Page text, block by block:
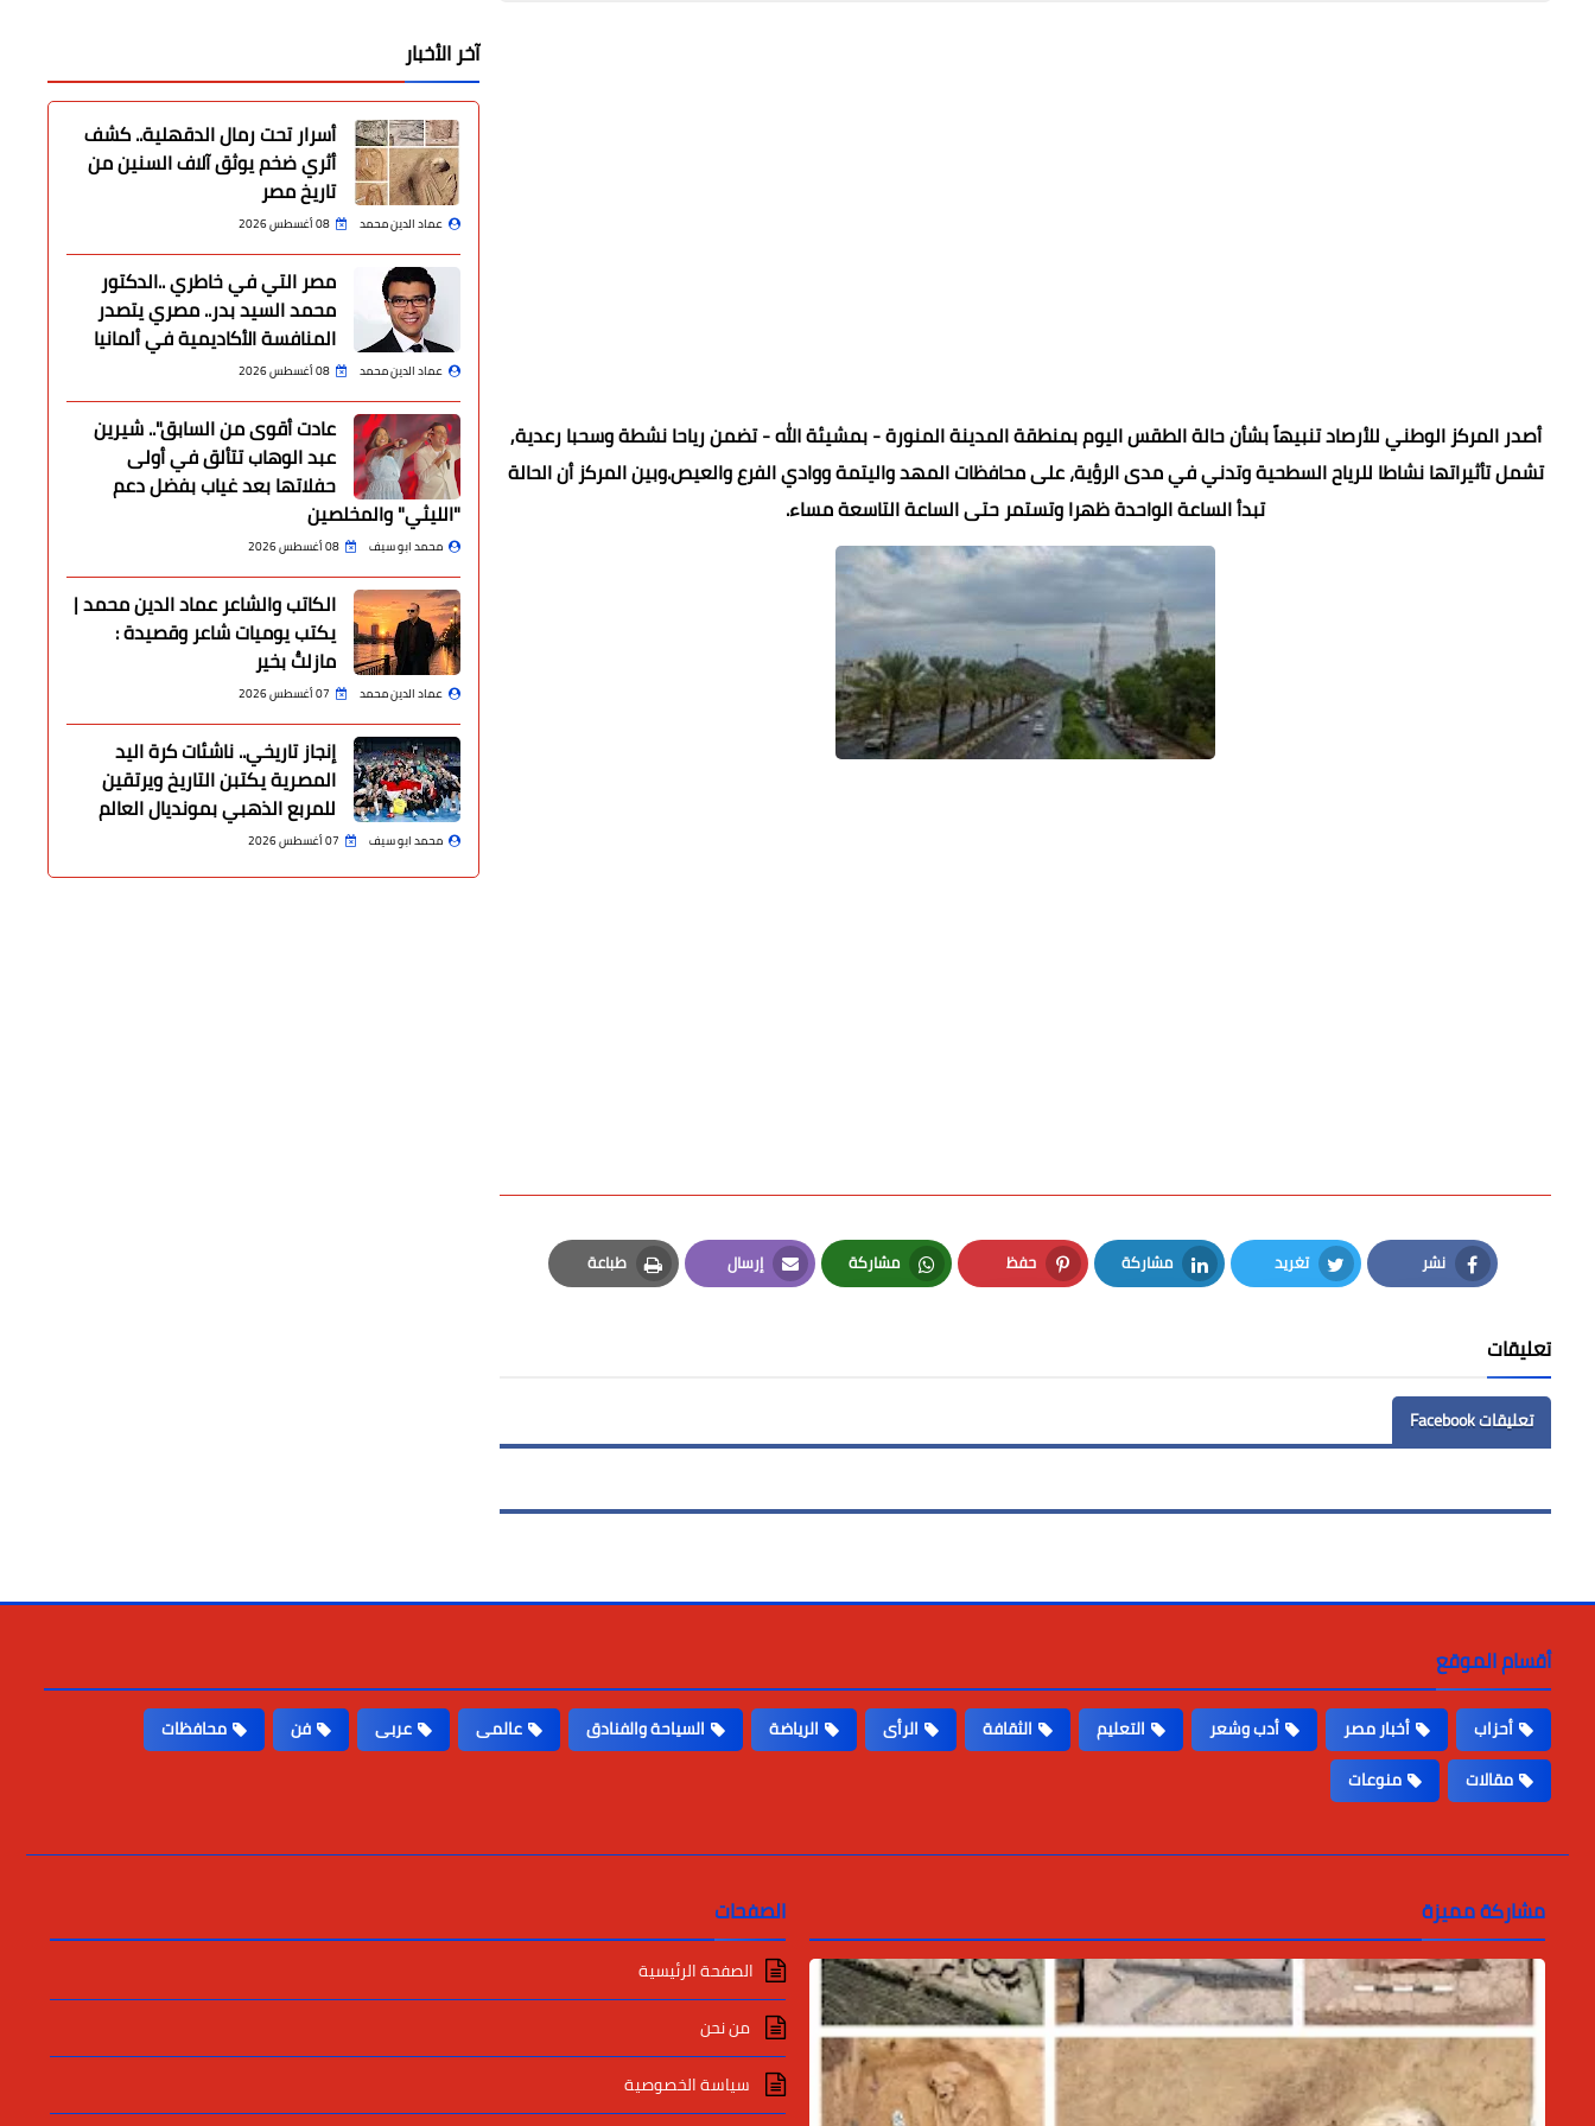
أصدر المركز الوطني للأرصاد تنبيهاً بشأن حالة الطقس اليوم بمنطقة المدينة المنورة - بمشيئة الله - تضمن رياحا نشطة وسحبا رعدية,
تشمل تأثيراتها نشاطا للرياح السطحية وتدني في مدى الرؤية، على محافظات المهد واليتمة ووادي الفرع والعيص.وبين المركز أن الحالة
تبدأ الساعة الواحدة ظهرا وتستمر حتى الساعة التاسعة مساء.
نشر
Facebook
تغريد
Twitter
مشاركة
LinkedIn
حفظ
Pinterest
مشاركة
Whatsapp
إرسال
Email
طباعة
Print
تعليقات
تعليقات Facebook
آخر الأخبار
أسرار تحت رمال الدقهلية.. كشف
أثري ضخم يوثق آلاف السنين من
تاريخ مصر
عماد الدين محمد 08 أغسطس 2026
مصر التي في خاطري ..الدكتور
محمد السيد بدر.. مصري يتصدر
المنافسة الأكاديمية في ألمانيا
عماد الدين محمد 08 أغسطس 2026
عادت أقوى من السابق".. شيرين
عبد الوهاب تتألق في أولى
حفلاتها بعد غياب بفضل دعم
"الليثي" والمخلصين
محمد ابو سيف 08 أغسطس 2026
الكاتب والشاعر عماد الدين محمد |
يكتب يوميات شاعر وقصيدة :
مازلتُ بخير
عماد الدين محمد 07 أغسطس 2026
إنجاز تاريخي.. ناشئات كرة اليد
المصرية يكتبن التاريخ ويرتقين
للمربع الذهبي بمونديال العالم
محمد ابو سيف 07 أغسطس 2026
أقسام الموقع
أحزاب أخبار مصر أدب وشعر التعليم الثقافة الرأى الرياضة السياحة والفنادق عالمى عربى فن
محافظات
مقالات
منوعات
مشاركة مميزة الصفحات
الصفحة الرئيسية
من نحن
سياسة الخصوصية